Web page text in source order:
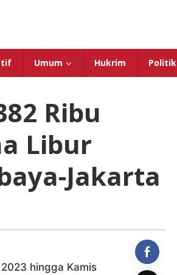
Umum Hukrim Politik
Ribu
Libur
Jakarta
hingga Kamis